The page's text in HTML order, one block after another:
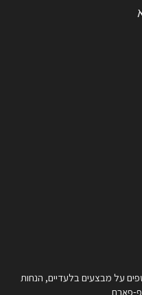
על מבצעים בלעדיים, הנחות
פארם